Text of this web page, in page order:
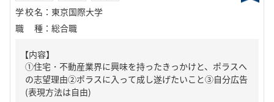
学校名 ： 東京国際大学
職種 ： 総合職
【内容】
①住宅・不動産業界に興味を持ったきっかけと、ポラスへ
の志望理由②ポラスに入って成し遂げたいこと③自分広告
(表現方法は自由)